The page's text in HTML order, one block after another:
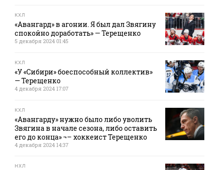
КХЛ
«Авангард» в агонии. Я был дал Звягину
спокойно доработать» — Терещенко
5 декабря 2024 01:45
КХЛ
«У «Сибири» боеспособный коллектив»
— Терещенко
4 декабря 2024 17:07
КХЛ
«Авангарду» нужно было либо уволить
Звягина в начале сезона, либо оставить
его до конца» ¬– хоккеист Терещенко
4 декабря 2024 14:37
НХЛ